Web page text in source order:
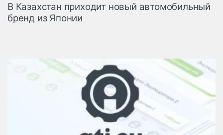
В Казахстан приходит новый автомобильный
бренд из Японии